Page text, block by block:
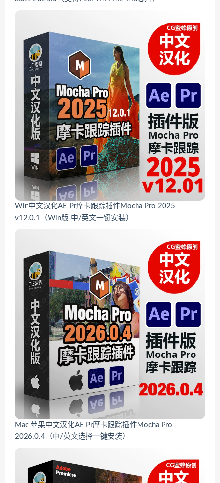
Win中文汉化AE Pr摩卡跟踪插件Mocha Pro 2025
v12.0.1（Win版 中/英文一键安装）
Mac 苹果中文汉化AE Pr摩卡跟踪插件Mocha Pro
2026.0.4（中/英文选择一键安装）